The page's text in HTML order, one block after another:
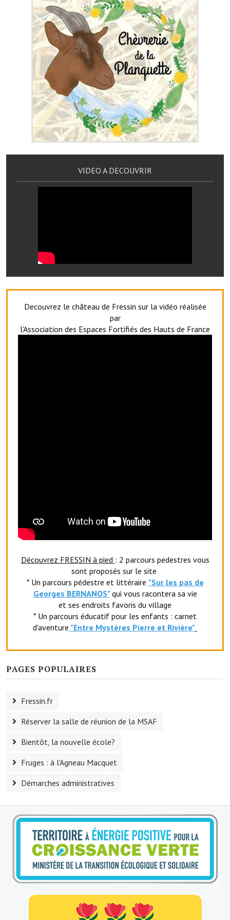
Services publics communaux
Démarches administratives
Urbanisme
Biens à louer
Terrains et maisons à vendre
Etablissements scolaires
Equipements sportifs
Bibliothèque
Commerçants, artisans
Agents immobiliers
Réserver une salle
Maison des services et des associations fressinoises
L'association Avotra-France
Le foyer de la Planquette
L'association des anciens combattants
L'association des anciens sapeurs-pompiers volontaires
Village sportif
Le sport au foyer rural
Les foulées Fressinoises
Fêtes et manifestations
Le calendrier annuel
Liste et coordonnées des associations
Fressin, ville d'histoire
L'église
Les panneaux du patrimoine
Le château
Georges Bernanos
VIDEO A DECOUVRIR
Decouvrez le château de Fressin sur la vidéo réalisée
par
l'Association des Espaces Fortifiés des Hauts de France
Découvrez FRESSIN à pied : 2 parcours pedestres vous
sont proposés sur le site
* Un parcours pédestre et littéraire "Sur les pas de
Georges BERNANOS" qui vous racontera sa vie
et ses endroits favoris du village
* Un parcours éducatif pour les enfants : carnet
d'aventure "Entre Mystères Pierre et Rivière"
PAGES POPULAIRES
Fressin.fr
Réserver la salle de réunion de la MSAF
Bientôt, la nouvelle école?
Fruges : à l'Agneau Macquet
Démarches administratives